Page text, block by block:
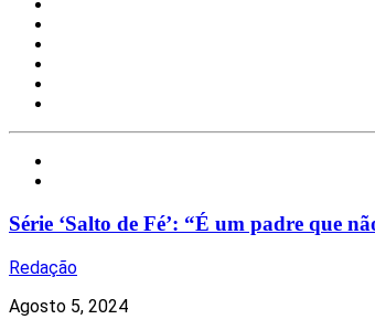
Série ‘Salto de Fé’: “É um padre que
Redação
Agosto 5, 2024